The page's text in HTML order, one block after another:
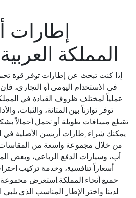
إطارات
المملكة
إذا كنت تبحث عن إطارات توفر قوة
في الاستخدام اليومي أو التجاري،
عملياً لمختلف ظروف القيادة في
توفر توازناً بين المتانة، والثبات،
تقطع مسافات طويلة أو تحمل أحمالاً
يمكنك شراء إطارات أريسن الأصلية في
من خلال مجموعة واسعة من المقاسات
أب، وسيارات الدفع الرباعي، وبعض
أسعاراً تنافسية، وخدمة تركيب
جميع أنحاء المملكة.استعرض
لدينا واختر الإطار المناسب الذي